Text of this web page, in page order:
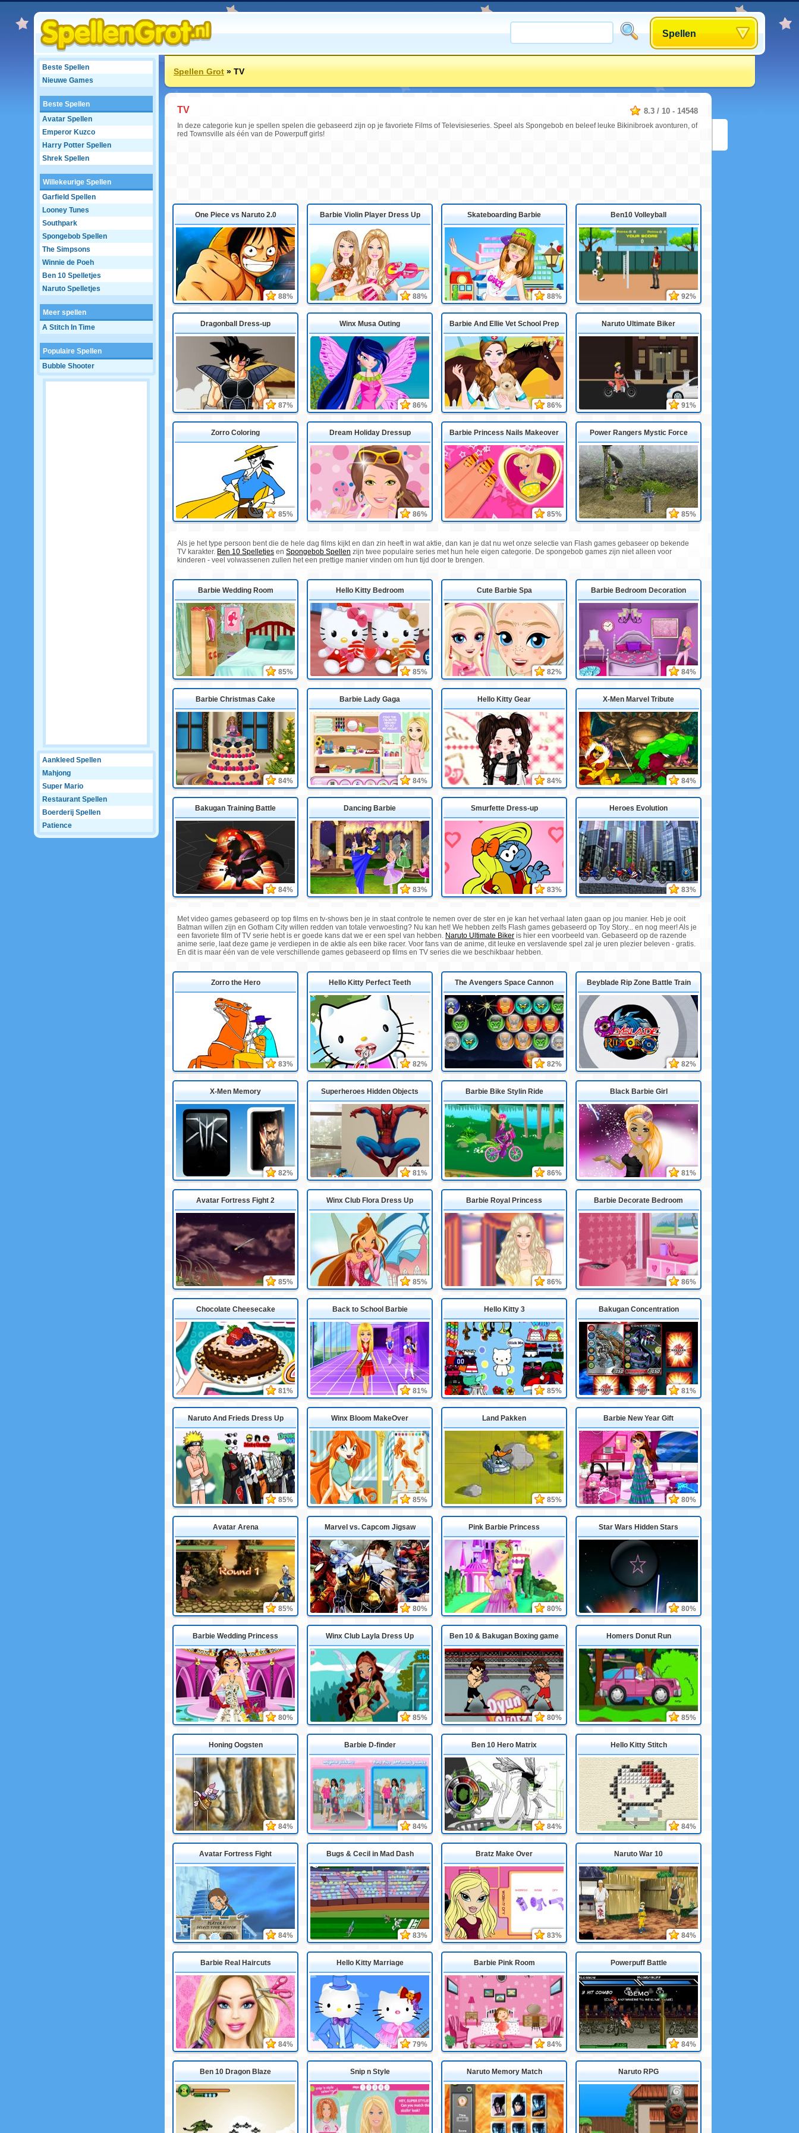
Spellen
Beste Spellen
Nieuwe Games
Beste Spellen
Avatar Spellen
Emperor Kuzco
Harry Potter Spellen
Shrek Spellen
Willekeurige Spellen
Garfield Spellen
Looney Tunes
Southpark
Spongebob Spellen
The Simpsons
Winnie de Poeh
Ben 10 Spelletjes
Naruto Spelletjes
Meer spellen
A Stitch In Time
Populaire Spellen
Bubble Shooter
Aankleed Spellen
Mahjong
Super Mario
Restaurant Spellen
Boerderij Spellen
Patience
Spellen Grot»TV
8.3 / 10 - 14548
TV
In deze categorie kun je spellen spelen die gebaseerd zijn op je favoriete Films of Televisieseries. Speel als Spongebob en beleef leuke Bikinibroek avonturen, of
red Townsville als één van de Powerpuff girls!
One Piece vs Naruto 2.0
88%
Barbie Violin Player Dress Up
88%
Skateboarding Barbie
88%
Ben10 Volleyball
92%
Dragonball Dress-up
87%
Winx Musa Outing
86%
Barbie And Ellie Vet School Prep
86%
Naruto Ultimate Biker
91%
Zorro Coloring
85%
Dream Holiday Dressup
86%
Barbie Princess Nails Makeover
85%
Power Rangers Mystic Force
85%
Als je het type persoon bent die de hele dag films kijkt en dan zin heeft in wat aktie, dan kan je dat nu wet onze selectie van Flash games gebaseer op bekende
TV karakter. Ben 10 Spelletjes en Spongebob Spellen zijn twee populaire series met hun hele eigen categorie. De spongebob games zijn niet alleen voor
kinderen - veel volwassenen zullen het een prettige manier vinden om hun tijd door te brengen.
Barbie Wedding Room
85%
Hello Kitty Bedroom
85%
Cute Barbie Spa
82%
Barbie Bedroom Decoration
84%
Barbie Christmas Cake
84%
Barbie Lady Gaga
84%
Hello Kitty Gear
84%
X-Men Marvel Tribute
84%
Bakugan Training Battle
84%
Dancing Barbie
83%
Smurfette Dress-up
83%
Heroes Evolution
83%
Met video games gebaseerd op top films en tv-shows ben je in staat controle te nemen over de ster en je kan het verhaal laten gaan op jou manier. Heb je ooit
Batman willen zijn en Gotham City willen redden van totale verwoesting? Nu kan het! We hebben zelfs Flash games gebaseerd op Toy Story... en nog meer! Als je
een favoriete film of TV serie hebt is er goede kans dat we er een spel van hebben. Naruto Ultimate Biker is hier een voorbeeld van. Gebaseerd op de razende
anime serie, laat deze game je verdiepen in de aktie als een bike racer. Voor fans van de anime, dit leuke en verslavende spel zal je uren plezier beleven - gratis.
En dit is maar één van de vele verschillende games gebaseerd op films en TV series die we beschikbaar hebben.
Zorro the Hero
83%
Hello Kitty Perfect Teeth
82%
The Avengers Space Cannon
82%
Beyblade Rip Zone Battle Train
82%
X-Men Memory
82%
Superheroes Hidden Objects
81%
Barbie Bike Stylin Ride
86%
Black Barbie Girl
81%
Avatar Fortress Fight 2
85%
Winx Club Flora Dress Up
85%
Barbie Royal Princess
86%
Barbie Decorate Bedroom
86%
Chocolate Cheesecake
81%
Back to School Barbie
81%
Hello Kitty 3
85%
Bakugan Concentration
81%
Naruto And Frieds Dress Up
85%
Winx Bloom MakeOver
85%
Land Pakken
85%
Barbie New Year Gift
80%
Avatar Arena
85%
Marvel vs. Capcom Jigsaw
80%
Pink Barbie Princess
80%
Star Wars Hidden Stars
80%
Barbie Wedding Princess
80%
Winx Club Layla Dress Up
85%
Ben 10 & Bakugan Boxing game
80%
Homers Donut Run
85%
Honing Oogsten
84%
Barbie D-finder
84%
Ben 10 Hero Matrix
84%
Hello Kitty Stitch
84%
Avatar Fortress Fight
84%
Bugs & Cecil in Mad Dash
83%
Bratz Make Over
83%
Naruto War 10
84%
Barbie Real Haircuts
84%
Hello Kitty Marriage
79%
Barbie Pink Room
84%
Powerpuff Battle
84%
Ben 10 Dragon Blaze Snip n Style Naruto Memory Match Naruto RPG